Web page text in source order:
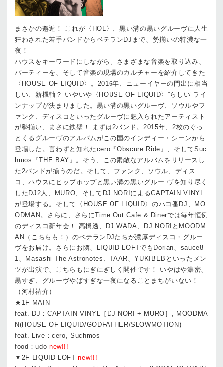
まさかの邂逅！ これが〈HOL〉、黒い溝の黒いグルーヴに人生
狂わされた若手バンドからベテランDJまで、勢揃いの特濃な一
夜！
ハウスをキーワードにしながら、さまざまな音楽を取り込み、
パーティーを、そして音楽の現場のカルチャーを紹介してきた
〈HOUSE OF LIQUID〉。2016年、ニューイヤーの門出に相当
しい、新機軸？ いやいや〈HOUSE OF LIQUID〉”らしい”ライ
ンナップが決まりました。黒い溝の黒いグルーヴ、ソウルやフ
ァンク、ディスコといったグルーヴに魅入られたアーティスト
が勢揃い、まさに鉄壁！ まずは2バンド。2015年、2枚のぐっ
とくるグルーヴのアルバムがこの国のインディー・シーンから
登場した。言わずと知れたcero『Obscure Ride』、そしてSuc
hmos『THE BAY』。そう、この素敵なアルバムをリリースし
た2バンドが揃うのだ。そして、ファンク、ソウル、ディス
コ、ハウスにヒップホップと黒い溝の黒いグルー ヴを知り尽く
したDJ2人、MURO、そしてDJ NORIによるCAPTAIN VINYL
が登場する。そして〈HOUSE OF LIQUID〉のハコ番DJ、MO
ODMAN。さらに、さらにTime Out Cafe & Dinerでは毎年恒例
のディスコ新年会！ 高橋透、DJ WADA、DJ NORIとMOODM
AN（こちらも！）のベテランDJたちが濃厚ディスコ・グルー
ヴをお届け。さらにお隣、LIQUID LOFTでもDorian、sauce8
1、Masashi The Astronotes、TAAR、YUKIBEBといったメン
ツが出演で、こちらもにぎにぎしく開催です！ いやはや濃密、
黒すぎ、グルーヴやばすぎな一夜になることまちがいない！
（河村祐介）
★1F MAIN
feat. DJ：CAPTAIN VINYL［DJ NORI + MURO］, MOODMA
N(HOUSE OF LIQUID/GODFATHER/SLOWMOTION)
feat. Live：cero, Suchmos
food：udo new!!!
▼2F LIQUID LOFT new!!!